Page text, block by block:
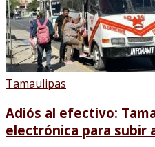
Tamaulipas
Adiós al efectivo:
electrónica para subir